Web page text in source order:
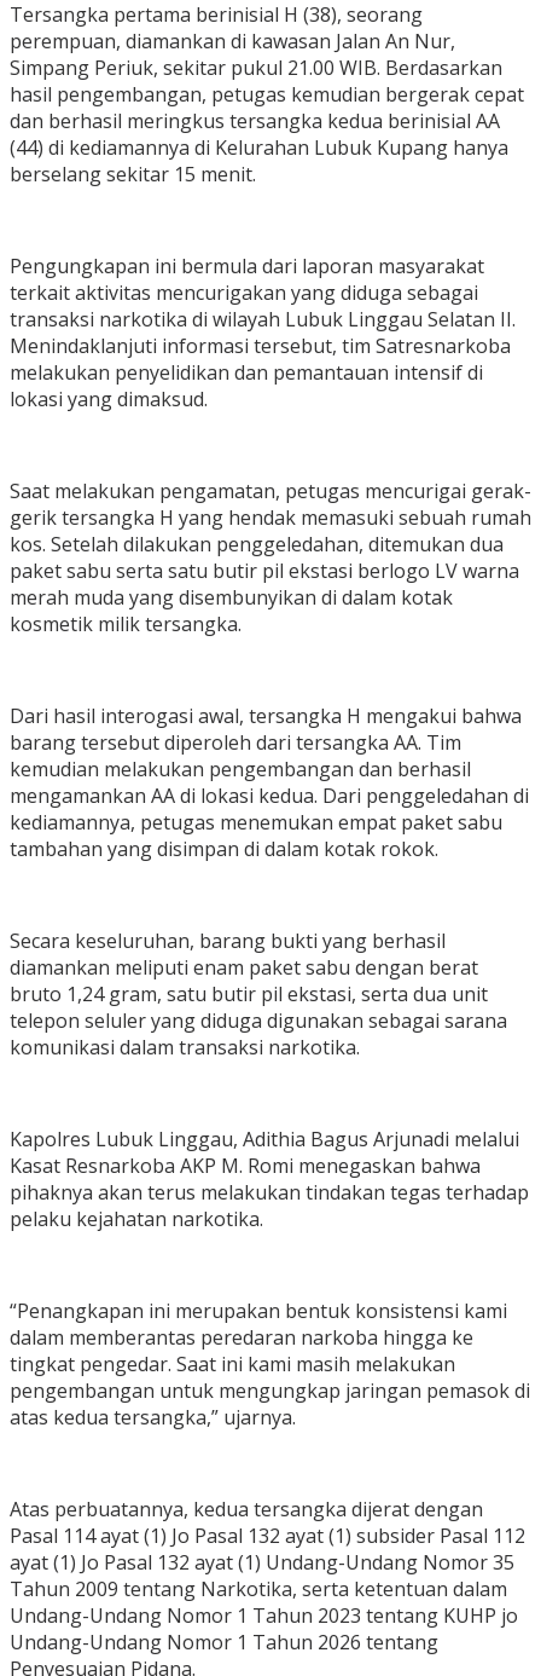
Tersangka pertama berinisial H (38), seorang
perempuan, diamankan di kawasan Jalan An Nur,
Simpang Periuk, sekitar pukul 21.00 WIB. Berdasarkan
hasil pengembangan, petugas kemudian bergerak cepat
dan berhasil meringkus tersangka kedua berinisial AA
(44) di kediamannya di Kelurahan Lubuk Kupang hanya
berselang sekitar 15 menit.
Pengungkapan ini bermula dari laporan masyarakat
terkait aktivitas mencurigakan yang diduga sebagai
transaksi narkotika di wilayah Lubuk Linggau Selatan II.
Menindaklanjuti informasi tersebut, tim Satresnarkoba
melakukan penyelidikan dan pemantauan intensif di
lokasi yang dimaksud.
Saat melakukan pengamatan, petugas mencurigai gerak-
gerik tersangka H yang hendak memasuki sebuah rumah
kos. Setelah dilakukan penggeledahan, ditemukan dua
paket sabu serta satu butir pil ekstasi berlogo LV warna
merah muda yang disembunyikan di dalam kotak
kosmetik milik tersangka.
Dari hasil interogasi awal, tersangka H mengakui bahwa
barang tersebut diperoleh dari tersangka AA. Tim
kemudian melakukan pengembangan dan berhasil
mengamankan AA di lokasi kedua. Dari penggeledahan di
kediamannya, petugas menemukan empat paket sabu
tambahan yang disimpan di dalam kotak rokok.
Secara keseluruhan, barang bukti yang berhasil
diamankan meliputi enam paket sabu dengan berat
bruto 1,24 gram, satu butir pil ekstasi, serta dua unit
telepon seluler yang diduga digunakan sebagai sarana
komunikasi dalam transaksi narkotika.
Kapolres Lubuk Linggau, Adithia Bagus Arjunadi melalui
Kasat Resnarkoba AKP M. Romi menegaskan bahwa
pihaknya akan terus melakukan tindakan tegas terhadap
pelaku kejahatan narkotika.
“Penangkapan ini merupakan bentuk konsistensi kami
dalam memberantas peredaran narkoba hingga ke
tingkat pengedar. Saat ini kami masih melakukan
pengembangan untuk mengungkap jaringan pemasok di
atas kedua tersangka,” ujarnya.
Atas perbuatannya, kedua tersangka dijerat dengan
Pasal 114 ayat (1) Jo Pasal 132 ayat (1) subsider Pasal 112
ayat (1) Jo Pasal 132 ayat (1) Undang-Undang Nomor 35
Tahun 2009 tentang Narkotika, serta ketentuan dalam
Undang-Undang Nomor 1 Tahun 2023 tentang KUHP jo
Undang-Undang Nomor 1 Tahun 2026 tentang
Penyesuaian Pidana.